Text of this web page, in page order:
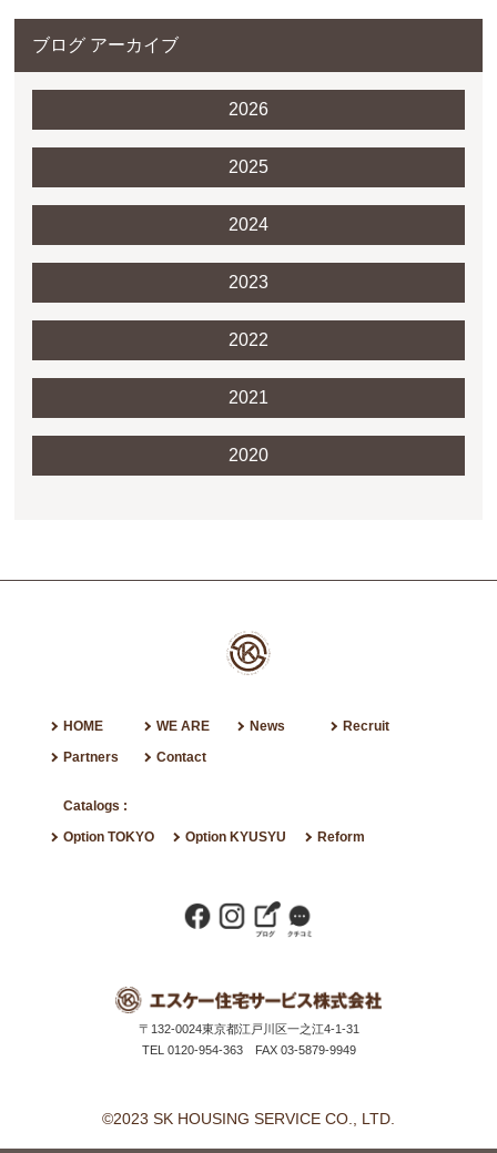
ブログ アーカイブ
2026
2025
2024
2023
2022
2021
2020
HOME WE ARE News
Recruit
Partners
Contact
Catalogs :
Option TOKYO
Option KYUSYU Reform
〒132-0024東京都江戸川区一之江4-1-31
TEL 0120-954-363
FAX 03-5879-9949
©2023 SK HOUSING SERVICE CO., LTD.